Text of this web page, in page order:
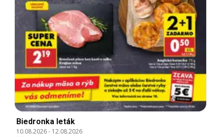
Biedronka leták
10.08.2026- 12.08.2026